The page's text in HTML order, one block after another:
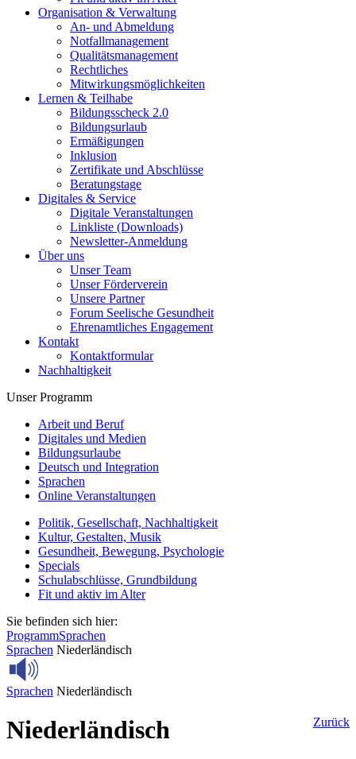
Organisation & Verwaltung
An- und Abmeldung
Notfallmanagement
Qualitätsmanagement
Rechtliches
Mitwirkungsmöglichkeiten
Lernen & Teilhabe
Bildungsscheck 2.0
Bildungsurlaub
Ermäßigungen
Inklusion
Zertifikate und Abschlüsse
Beratungstage
Digitales & Service
Digitale Veranstaltungen
Linkliste (Downloads)
Newsletter-Anmeldung
Über uns
Unser Team
Unser Förderverein
Unsere Partner
Forum Seelische Gesundheit
Ehrenamtliches Engagement
Kontakt
Kontaktformular
Nachhaltigkeit
Unser Programm
Arbeit und Beruf
Digitales und Medien
Bildungsurlaube
Deutsch und Integration
Sprachen
Online Veranstaltungen
Politik, Gesellschaft, Nachhaltigkeit
Kultur, Gestalten, Musik
Gesundheit, Bewegung, Psychologie
Specials
Schulabschlüsse, Grundbildung
Fit und aktiv im Alter
Sie befinden sich hier:
ProgrammSprachen
Sprachen Niederländisch
Sprachen Niederländisch
Zurück
Niederländisch